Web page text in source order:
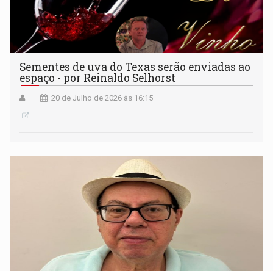
Sementes de uva do Texas serão enviadas ao
espaço - por Reinaldo Selhorst
20 de Julho de 2026 às 16:15